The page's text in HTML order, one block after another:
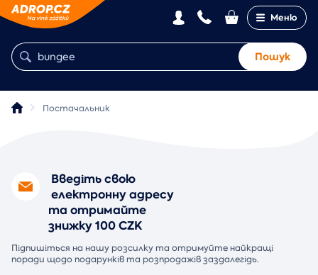
Меню
Пошук
Постачальник
Введіть свою
електронну адресу
та отримайте
знижку 100 CZK
Підпишіться на нашу розсилку та отримуйте найкращі
поради щодо подарунків та розпродажів заздалегідь.